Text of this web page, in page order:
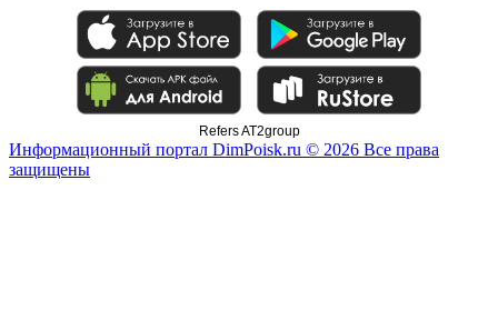
Refers AT2group
Информационный портал DimPoisk.ru © 2026 Все права
защищены